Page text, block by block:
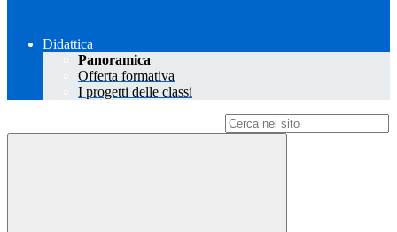
Didattica
Panoramica
Offerta formativa
I progetti delle classi